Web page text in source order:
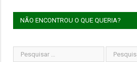
NÃO ENCONTROU O QUE QUERIA?